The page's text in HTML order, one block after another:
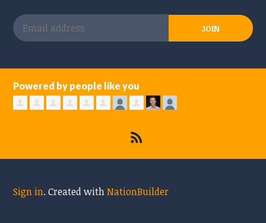
Powered by people like you
Sign in.Created withNationBuilder